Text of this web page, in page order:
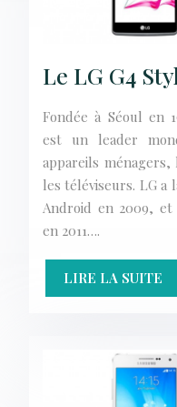
Le LG G4
Fondée à Séoul en
est un leader
appareils
les téléviseurs. LG a
Android en 2009,
en 2011….
LIRE LA SUITE